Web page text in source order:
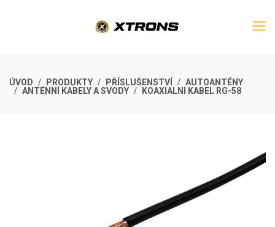
ÚVOD PRODUKTY PŘÍSLUŠENSTVÍ
AUTOANTÉNY
ANTÉNNÍ KABELY A SVODY
KOAXIALNI KABEL RG-58